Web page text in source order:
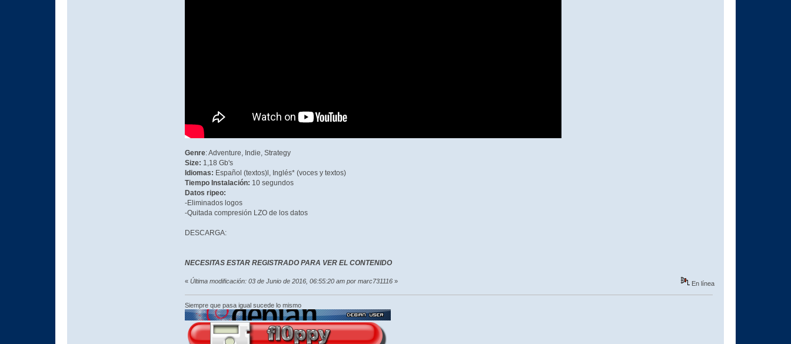
Genre: Adventure, Indie, Strategy
Size: 1,18 Gb's
Idiomas: Español (textos)l, Inglés* (voces y textos)
Tiempo Instalación: 10 segundos
Datos ripeo:
-Eliminados logos
-Quitada compresión LZO de los datos
DESCARGA:
NECESITAS ESTAR REGISTRADO PARA VER EL CONTENIDO
« Última modificación: 03 de Junio de 2016, 06:55:20 am por marc731116» En línea
Siempre que pasa igual sucede lo mismo